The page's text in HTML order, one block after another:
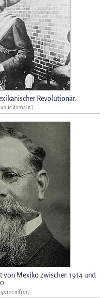
Revolutionär.
domain ]
von Mexiko zwischen 1914 und
gemeinfrei ]